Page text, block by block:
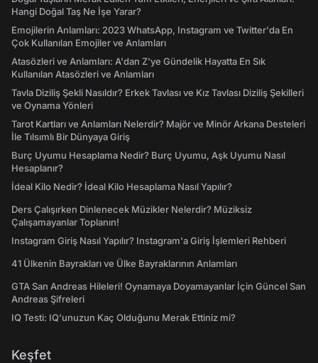
Hangi Doğal Taş Ne İşe Yarar?
Emojilerin Anlamları: 2023 WhatsApp, Instagram ve Twitter'da En
Çok Kullanılan Emojiler ve Anlamları
Atasözleri ve Anlamları: A'dan Z'ye Gündelik Hayatta En Sık
Kullanılan Atasözleri ve Anlamları
Tavla Diziliş Şekli Nasıldır? Erkek Tavlası ve Kız Tavlası Diziliş Şekilleri
ve Oynama Yönleri
Tarot Kartları ve Anlamları Nelerdir? Majör ve Minör Arkana Desteleri
İle Tılsımlı Bir Dünyaya Giriş
Burç Uyumu Hesaplama Nedir? Burç Uyumu, Aşk Uyumu Nasıl
Hesaplanır?
İdeal Kilo Nedir? İdeal Kilo Hesaplama Nasıl Yapılır?
Ders Çalışırken Dinlenecek Müzikler Nelerdir? Müziksiz
Çalışamayanlar Toplanın!
Instagram Giriş Nasıl Yapılır? Instagram'a Giriş İşlemleri Rehberi
41 Ülkenin Bayrakları ve Ülke Bayraklarının Anlamları
GTA San Andreas Hileleri! Oynamaya Doyamayanlar İçin Güncel San
Andreas Şifreleri
IQ Testi: IQ'unuzun Kaç Olduğunu Merak Ettiniz mi?
Keşfet